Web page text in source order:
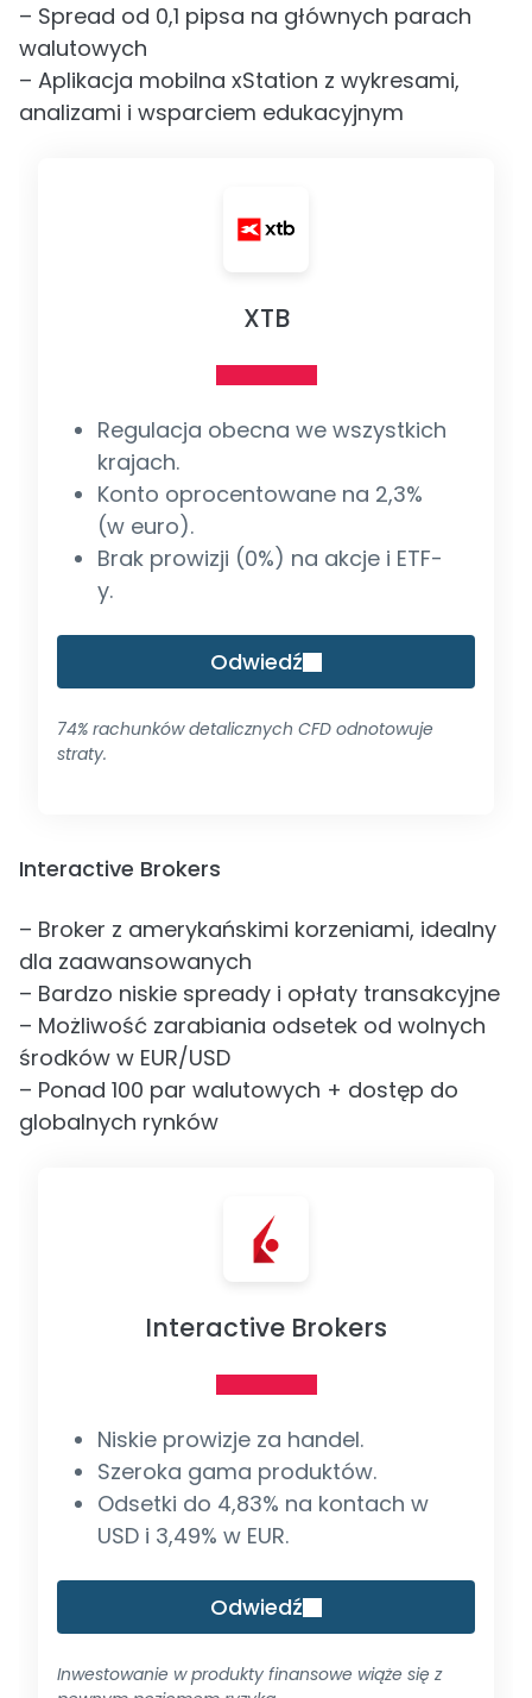
– Spread od 0,1 pipsa na głównych parach
walutowych
– Aplikacja mobilna xStation z wykresami,
analizami i wsparciem edukacyjnym
XTB
Regulacja obecna we wszystkich
krajach.
Konto oprocentowane na 2,3%
(w euro).
Brak prowizji (0%) na akcje i ETF-
y.
Odwiedź
74% rachunków detalicznych CFD odnotowuje
straty.
Interactive Brokers
– Broker z amerykańskimi korzeniami, idealny
dla zaawansowanych
– Bardzo niskie spready i opłaty transakcyjne
– Możliwość zarabiania odsetek od wolnych
środków w EUR/USD
– Ponad 100 par walutowych + dostęp do
globalnych rynków
Interactive Brokers
Niskie prowizje za handel.
Szeroka gama produktów.
Odsetki do 4,83% na kontach w
USD i 3,49% w EUR.
Odwiedź
Inwestowanie w produkty finansowe wiąże się z